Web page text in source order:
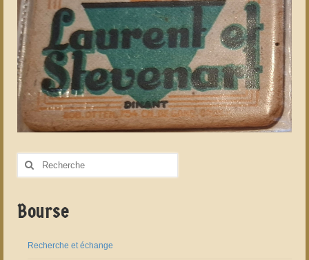
Rechercher
Bourse
Recherche et échange